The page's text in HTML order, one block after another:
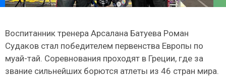
Воспитанник тренера Арсалана Батуева Роман
Судаков стал победителем первенства Европы по
муай-тай. Соревнования проходят в Греции, где за
звание сильнейших борются атлеты из 46 стран мира.